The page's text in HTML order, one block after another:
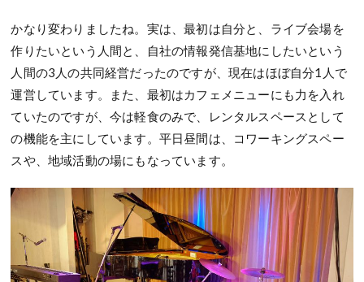
かなり変わりましたね。実は、最初は自分と、ライブ会場を
作りたいという人間と、自社の情報発信基地にしたいという
人間の3人の共同経営だったのですが、現在はほぼ自分1人で
運営しています。また、最初はカフェメニューにも力を入れ
ていたのですが、今は軽食のみで、レンタルスペースとして
の機能を主にしています。平日昼間は、コワーキングスペー
スや、地域活動の場にもなっています。